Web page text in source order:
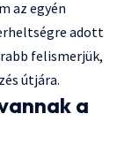
az egyén
adott
felismerjük,
útjára.
a